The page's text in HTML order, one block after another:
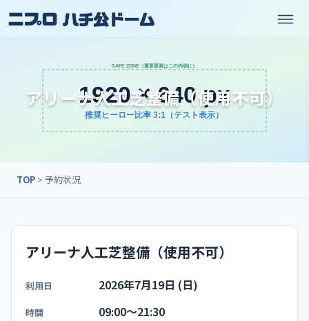
アリーナ人工芝整備（使用不可）
TOP > 予約状況
アリーナ人工芝整備（使用不可）
利用日 2026年7月19日 (日)
時間 09:00〜21:30